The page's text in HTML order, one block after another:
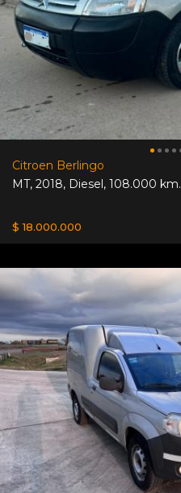
Citroen Berlingo
MT, 2018, Diesel, 108.000 km.
$ 18.000.000